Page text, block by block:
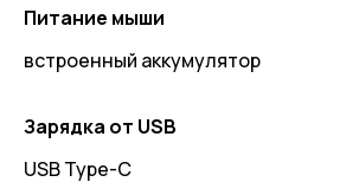
Питание мыши
встроенный аккумулятор
Зарядка от USB
USB Type-C